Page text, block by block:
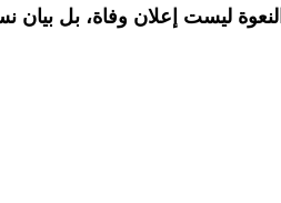
ليست إعلان وفاة، بل